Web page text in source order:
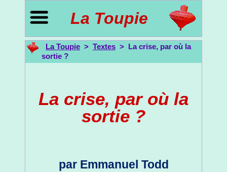
La Toupie
La Toupie > Textes > La crise, par où la
sortie ?
La crise, par où la
sortie ?
par Emmanuel Todd